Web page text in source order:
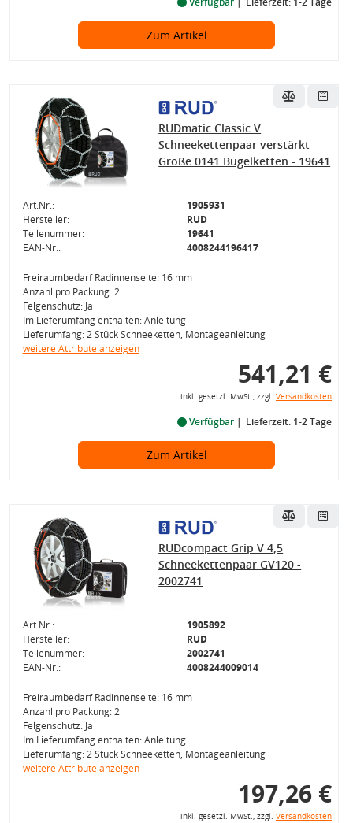
Zum Artikel
RUDmatic Classic V
Schneekettenpaar verstärkt
Größe 0141 Bügelketten - 19641
Art.Nr.:
1905931
Hersteller:
RUD
Teilenummer:
19641
EAN-Nr.:
4008244196417
Freiraumbedarf Radinnenseite: 16 mm
Anzahl pro Packung: 2
Felgenschutz: Ja
Im Lieferumfang enthalten: Anleitung
Lieferumfang: 2 Stück Schneeketten, Montageanleitung
weitere Attribute anzeigen
541,21 €
inkl. gesetzl. MwSt., zzgl. Versandkosten
Verfügbar Lieferzeit: 1-2 Tage
Zum Artikel
RUDcompact Grip V 4,5
Schneekettenpaar GV120 -
2002741
Art.Nr.:
1905892
Hersteller:
RUD
Teilenummer:
2002741
EAN-Nr.:
4008244009014
Freiraumbedarf Radinnenseite: 16 mm
Anzahl pro Packung: 2
Felgenschutz: Ja
Im Lieferumfang enthalten: Anleitung
Lieferumfang: 2 Stück Schneeketten, Montageanleitung
weitere Attribute anzeigen
197,26 €
inkl. gesetzl. MwSt., zzgl. Versandkosten